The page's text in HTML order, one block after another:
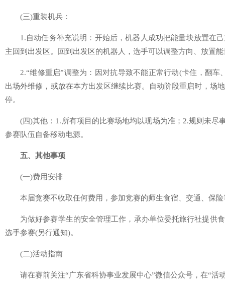
(三)重装机兵：
1.自动任务补充说明：开始后，机器人成功把能量块放置
主回到出发区。回到出发区的机器人，选手可以调整方向、放置
2.“维修重启”调整为：因对抗导致不能正常行动(卡住，翻
出场外维修，或放在本方出发区继续比赛。自动阶段重启时，场
停。
(四)其他：1.所有项目的比赛场地均以现场为准；2.规则未尽
参赛队伍自备移动电源。
五、其他事项
(一)费用安排
本届竞赛不收取任何费用，参加竞赛的师生食宿、交通、保
为做好参赛学生的安全管理工作，承办单位委托旅行社提供
选手参赛(另行通知)。
(二)活动指南
请在赛前关注“广东省科协事业发展中心”微信公众号，在“